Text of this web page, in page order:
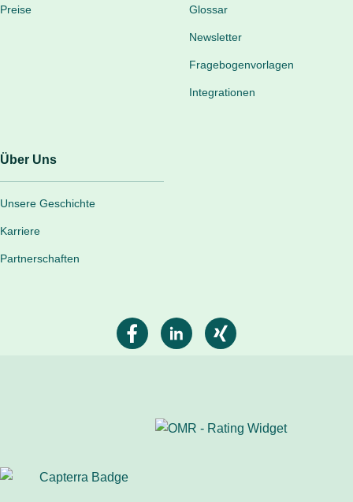
Preise Glossar
Newsletter
Fragebogenvorlagen
Integrationen
Über Uns
Unsere Geschichte
Karriere
Partnerschaften